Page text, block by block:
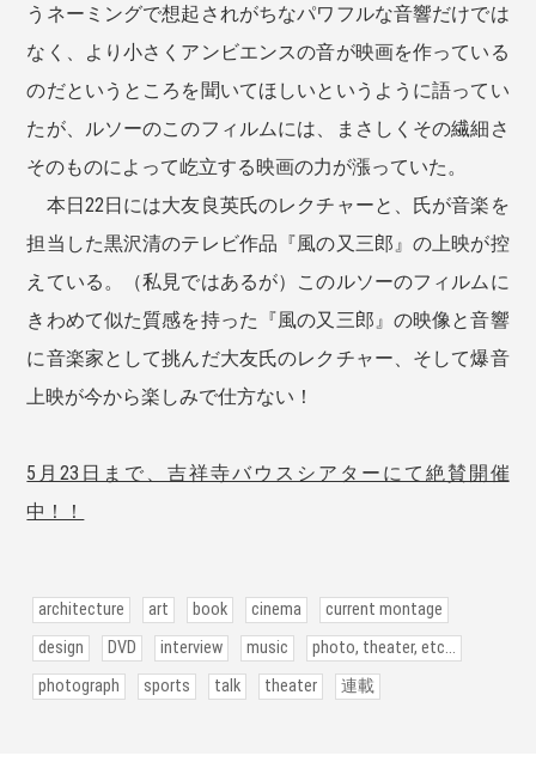
うネーミングで想起されがちなパワフルな音響だけでは
なく、より小さくアンビエンスの音が映画を作っている
のだというところを聞いてほしいというように語ってい
たが、ルソーのこのフィルムには、まさしくその繊細さ
そのものによって屹立する映画の力が漲っていた。
本日22日には大友良英氏のレクチャーと、氏が音楽を
担当した黒沢清のテレビ作品『風の又三郎』の上映が控
えている。（私見ではあるが）このルソーのフィルムに
きわめて似た質感を持った『風の又三郎』の映像と音響
に音楽家として挑んだ大友氏のレクチャー、そして爆音
上映が今から楽しみで仕方ない！
5月23日まで、吉祥寺バウスシアターにて絶賛開催
中！！
architecture art book cinema
current montage
design
DVD interview music
photo, theater, etc...
photograph
sports talk theater 連載